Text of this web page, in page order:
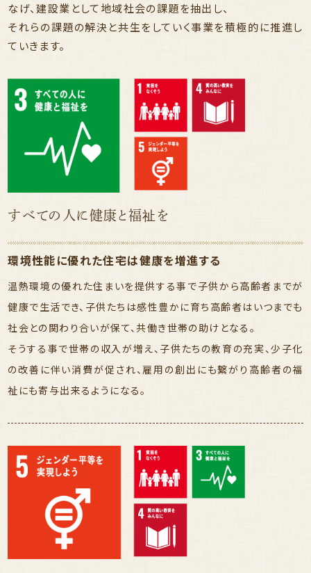
なげ、建設業として地域社会の課題を抽出し、
それらの課題の解決と共生をしていく事業を積極的に推進し
ていきます。
すべての人に健康と福祉を
環境性能に優れた住宅は健康を増進する
温熱環境の優れた住まいを提供する事で子供から高齢者までが
健康で生活でき、子供たちは感性豊かに育ち高齢者はいつまでも
社会との関わり合いが保て、共働き世帯の助けとなる。
そうする事で世帯の収入が増え、子供たちの教育の充実、少子化
の改善に伴い消費が促され、雇用の創出にも繋がり高齢者の福
祉にも寄与出来るようになる。